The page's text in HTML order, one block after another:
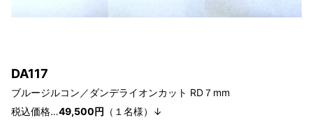
DA117
ブルージルコン／ダンデライオンカット RD７ mm
税込価格…49,500円 （１ 名様）↓